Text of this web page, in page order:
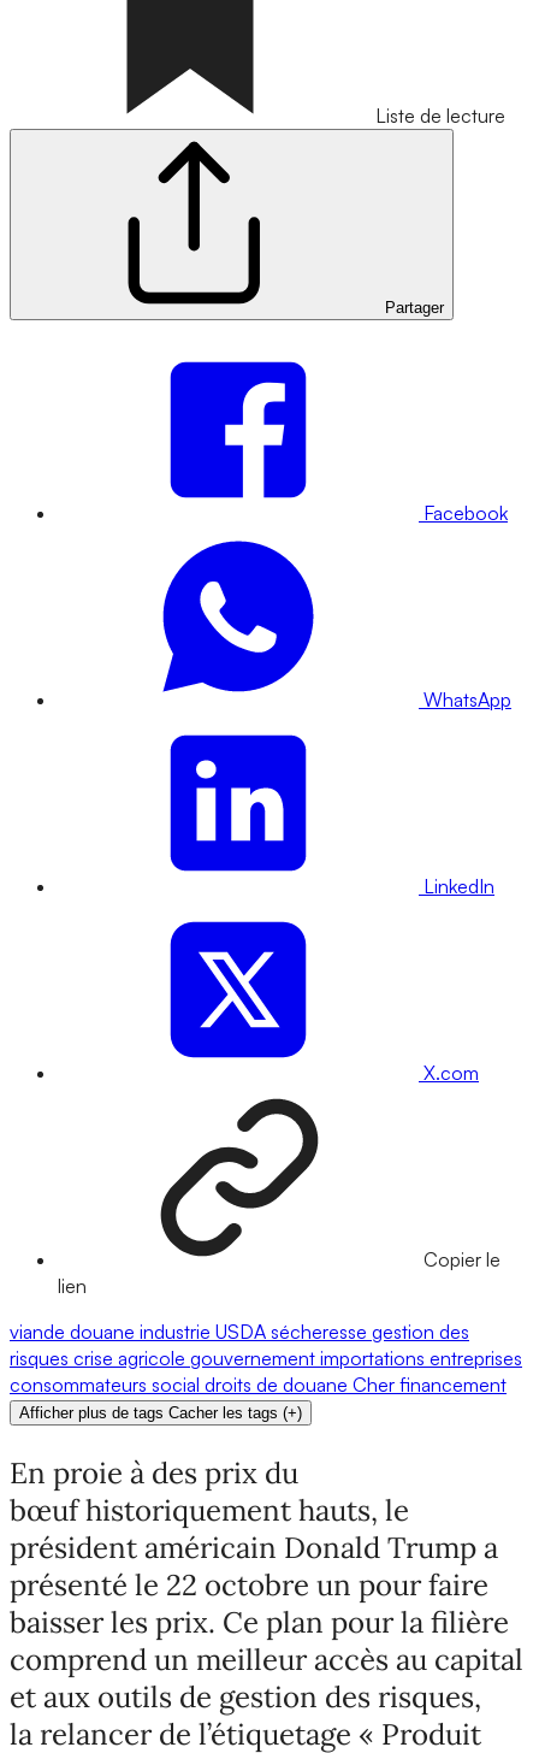
Liste de lecture
Partager
Facebook
WhatsApp
LinkedIn
X.com
Copier le
lien
viande douane industrie USDA sécheresse gestion des
risques crise agricole gouvernement importations entreprises
consommateurs social droits de douane Cher financement
Afficher plus de tags Cacher les tags (+)
En proie à des prix du
bœuf historiquement hauts, le
président américain Donald Trump a
présenté le 22 octobre un pour faire
baisser les prix. Ce plan pour la filière
comprend un meilleur accès au capital
et aux outils de gestion des risques,
la relancer de l’étiquetage « Produit